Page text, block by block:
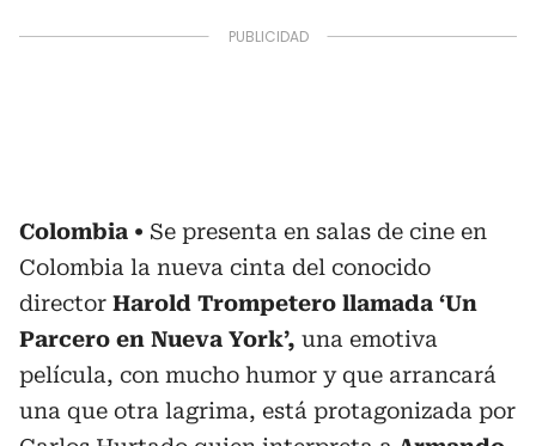
Colombia
Se presenta en salas de cine en
Colombia la nueva cinta del conocido
director Harold Trompetero llamada ‘Un
Parcero en Nueva York’, una emotiva
película, con mucho humor y que arrancará
una que otra lagrima, está protagonizada por